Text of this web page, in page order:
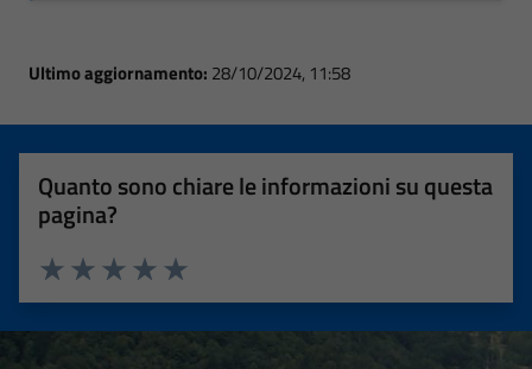
Ultimo aggiornamento: 28/10/2024, 11:58
Quanto sono chiare le informazioni su questa
pagina?
Valuta 5 stelle su 5
Valuta 4 stelle su 5
Valuta 3 stelle su 5
Valuta 2 stelle su 5
Valuta 1 stelle su 5